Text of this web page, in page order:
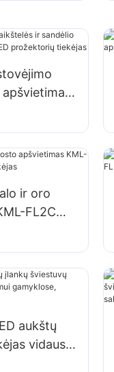
ir oro
FL2C
tiekėjas
aukštų
vidaus